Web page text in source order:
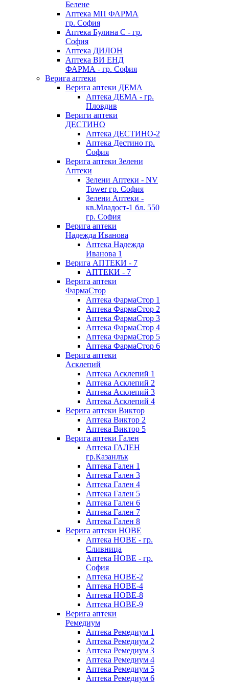
Белене
Аптека МП ФАРМА
гр. София
Аптека Булина С - гр.
София
Аптека ДИЛОН
Аптека ВИ ЕНД
ФАРМА - гр. София
Верига аптеки
Верига аптеки ДЕМА
Аптека ДЕМА - гр.
Пловдив
Вериги аптеки
ДЕСТИНО
Аптека ДЕСТИНО-2
Аптека Дестино гр.
София
Верига аптеки Зелени
Аптеки
Зелени Аптеки - NV
Tower гр. София
Зелени Аптеки -
кв.Младост-1 бл. 550
гр. София
Верига аптеки
Надежда Иванова
Аптека Надежда
Иванова 1
Верига АПТЕКИ - 7
АПТЕКИ - 7
Верига аптеки
ФармаСтор
Аптека ФармаСтор 1
Аптека ФармаСтор 2
Аптека ФармаСтор 3
Аптека ФармаСтор 4
Аптека ФармаСтор 5
Аптека ФармаСтор 6
Верига аптеки
Асклепий
Аптека Асклепий 1
Аптека Асклепий 2
Аптека Асклепий 3
Аптека Асклепий 4
Верига аптеки Виктор
Аптека Виктор 2
Аптека Виктор 5
Верига аптеки Гален
Аптека ГАЛЕН
гр.Казанлък
Аптека Гален 1
Аптека Гален 3
Аптека Гален 4
Аптека Гален 5
Аптека Гален 6
Аптека Гален 7
Аптека Гален 8
Верига аптеки НОВЕ
Аптека НОВЕ - гр.
Сливница
Аптека НОВЕ - гр.
София
Аптека НОВЕ-2
Аптека НОВЕ-4
Аптека НОВЕ-8
Аптека НОВЕ-9
Верига аптеки
Ремедиум
Аптека Ремедиум 1
Аптека Ремедиум 2
Аптека Ремедиум 3
Аптека Ремедиум 4
Аптека Ремедиум 5
Аптека Ремедиум 6